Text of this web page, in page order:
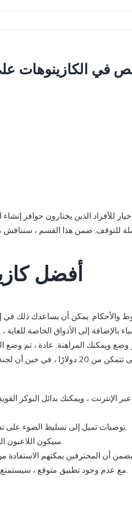
في الكازينوهات
للتوقف. ضمن هذا القسم ، سنناقش
أفضل
يمكن أن يساعدك ذلك في
بالإضافة إلى الأذواق الخاصة
توصيات تميل إلى تسليط الضوء على تدابير الأمن للأنظمة ، وإجراءات الحد من الاحتيال ويمكنك دراسة بروتوكولات المأوى.
سيكون اللاعبون التخطيط بناءً على الميزانية الخاصة وخيارات الممارسة فيما يتعلق بخيارات المقامرة.
مع عدم وجود تطبيق متوقع ، سيستمتع المحترفون بأكثر ألعاب الفيديو المفضلة لديهم بسرعة ويمكنك أن تواجه أي مشكلة.